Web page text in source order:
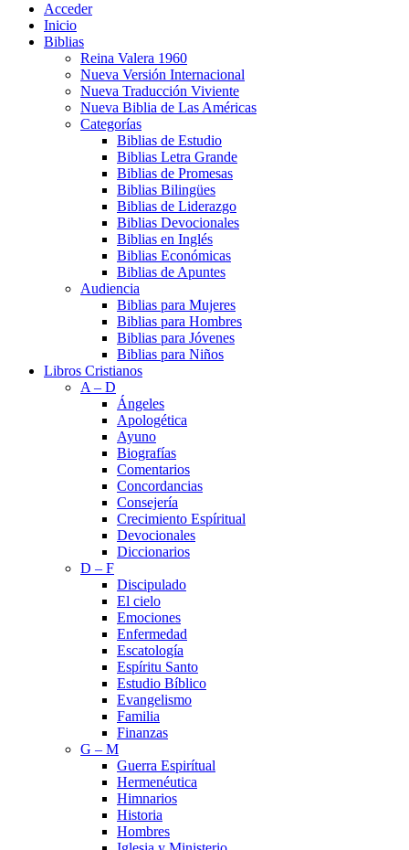
Acceder
Inicio
Biblias
Reina Valera 1960
Nueva Versión Internacional
Nueva Traducción Viviente
Nueva Biblia de Las Américas
Categorías
Biblias de Estudio
Biblias Letra Grande
Biblias de Promesas
Biblias Bilingües
Biblias de Liderazgo
Biblias Devocionales
Biblias en Inglés
Biblias Económicas
Biblias de Apuntes
Audiencia
Biblias para Mujeres
Biblias para Hombres
Biblias para Jóvenes
Biblias para Niños
Libros Cristianos
A – D
Ángeles
Apologética
Ayuno
Biografías
Comentarios
Concordancias
Consejería
Crecimiento Espíritual
Devocionales
Diccionarios
D – F
Discipulado
El cielo
Emociones
Enfermedad
Escatología
Espíritu Santo
Estudio Bíblico
Evangelismo
Familia
Finanzas
G – M
Guerra Espirítual
Hermenéutica
Himnarios
Historia
Hombres